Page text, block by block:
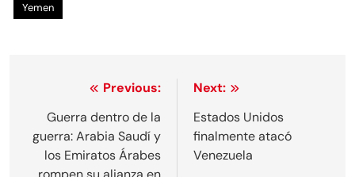
Yemen
Navegación
de
entradas
Previous:
Guerra dentro de la
guerra: Arabia Saudí y
los Emiratos Árabes
Next:
Estados Unidos
finalmente atacó
Venezuela